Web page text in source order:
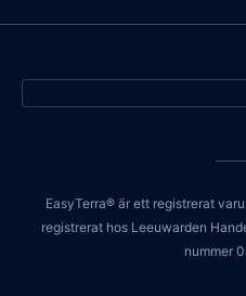
EasyTerra® är ett registrerat
registrerat hos Leeuwarden
nummer